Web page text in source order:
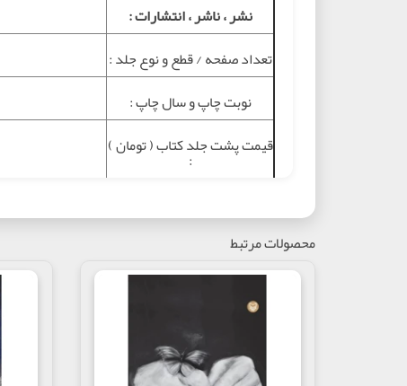
نشر ، ناشر ، انتشارات :
تعداد صفحه / قطع و نوع جلد :
نوبت چاپ و سال چاپ :
قيمت پشت جلد کتاب ( تومان )
:
خرید
درباره کتاب
محصولات مرتبط